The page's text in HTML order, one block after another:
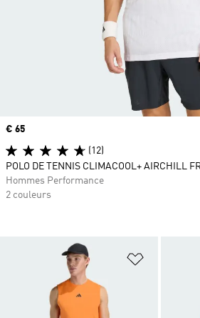
Ajouter à
Prix
€ 65
(12)
POLO DE TENNIS CLIMACOOL+ AIRCHILL
Hommes Performance
2 couleurs